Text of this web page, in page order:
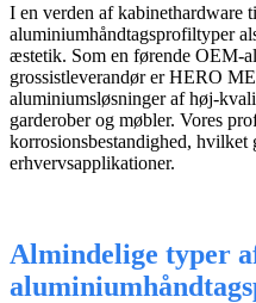
I en verden af ​​kabinethardware
aluminiumhåndtagsprofiltyper
æstetik. Som en førende OEM-
grossistleverandør er HERO
aluminiumsløsninger af høj-
garderober og møbler. Vores
korrosionsbestandighed,
erhvervsapplikationer.
Almindelige typer